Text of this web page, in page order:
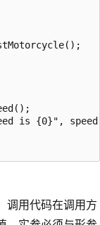
speed is
调用代码在调用方